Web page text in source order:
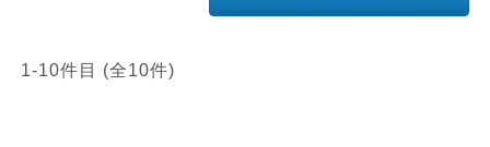
1-10件目 (全10件)